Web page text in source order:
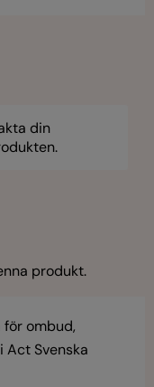
din
produkt.
ombud,
Act Svenska